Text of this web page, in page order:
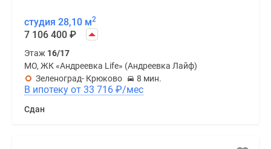
студия 28,10 м2
7 106 400 ₽
Этаж 16/17
МО, ЖК «Андреевка Life» (Андреевка Лайф)
Зеленоград- Крюково
8 мин.
В ипотеку от 33 716 ₽/мес
Сдан